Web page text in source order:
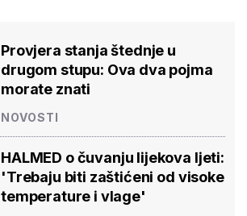
Provjera stanja štednje u
drugom stupu: Ova dva pojma
morate znati
NOVOSTI
HALMED o čuvanju lijekova ljeti:
'Trebaju biti zaštićeni od visoke
temperature i vlage'